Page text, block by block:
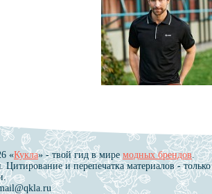
«Кукла» - твой гид в миремодных брендов.
и перепечатка материалов - только